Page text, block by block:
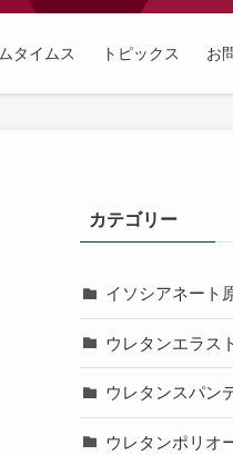
タイムス トピックス お
カテゴリー
イソシアネート
ウレタンエラス
ウレタンスパン
ウレタンポリオ